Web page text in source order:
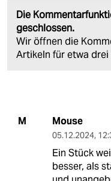
Die
geschlossen.
Wir öffnen die
Artikeln für etwa drei
M Mouse
05.12.2024,
Ein Stück
besser, als